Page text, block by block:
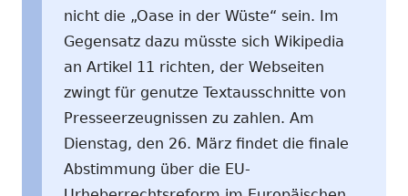
nicht die „Oase in der Wüste“ sein. Im
Gegensatz dazu müsste sich Wikipedia
an Artikel 11 richten, der Webseiten
zwingt für genutze Textausschnitte von
Presseerzeugnissen zu zahlen. Am
Dienstag, den 26. März findet die finale
Abstimmung über die EU-